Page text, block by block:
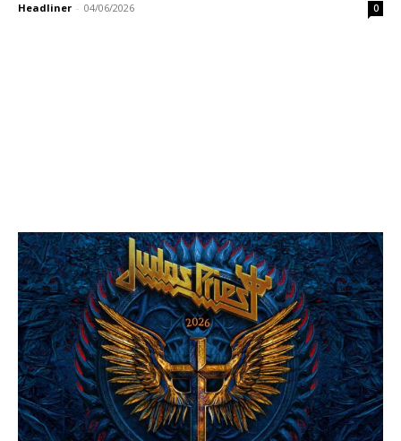
Headliner - 04/06/2026 0